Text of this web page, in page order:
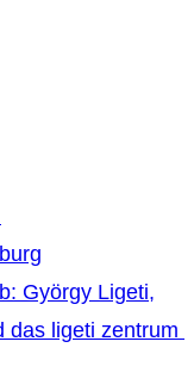
György Ligeti,
das ligeti zentrum